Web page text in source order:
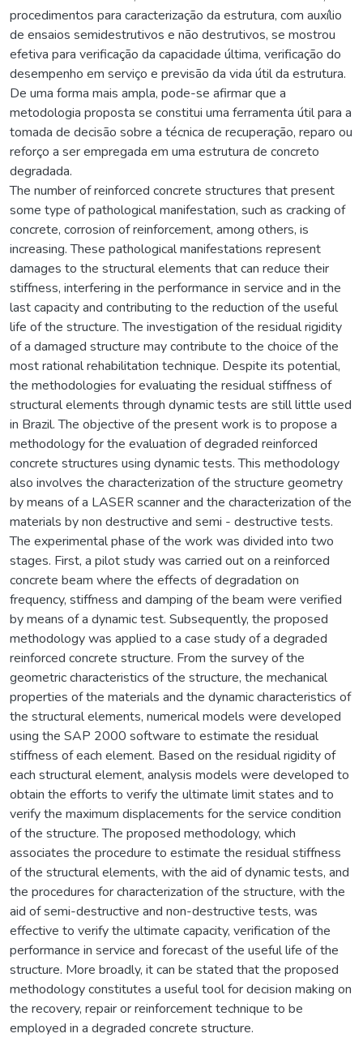
procedimentos para caracterização da estrutura, com auxílio
de ensaios semidestrutivos e não destrutivos, se mostrou
efetiva para verificação da capacidade última, verificação do
desempenho em serviço e previsão da vida útil da estrutura.
De uma forma mais ampla, pode-se afirmar que a
metodologia proposta se constitui uma ferramenta útil para a
tomada de decisão sobre a técnica de recuperação, reparo ou
reforço a ser empregada em uma estrutura de concreto
degradada.
The number of reinforced concrete structures that present
some type of pathological manifestation, such as cracking of
concrete, corrosion of reinforcement, among others, is
increasing. These pathological manifestations represent
damages to the structural elements that can reduce their
stiffness, interfering in the performance in service and in the
last capacity and contributing to the reduction of the useful
life of the structure. The investigation of the residual rigidity
of a damaged structure may contribute to the choice of the
most rational rehabilitation technique. Despite its potential,
the methodologies for evaluating the residual stiffness of
structural elements through dynamic tests are still little used
in Brazil. The objective of the present work is to propose a
methodology for the evaluation of degraded reinforced
concrete structures using dynamic tests. This methodology
also involves the characterization of the structure geometry
by means of a LASER scanner and the characterization of the
materials by non destructive and semi - destructive tests.
The experimental phase of the work was divided into two
stages. First, a pilot study was carried out on a reinforced
concrete beam where the effects of degradation on
frequency, stiffness and damping of the beam were verified
by means of a dynamic test. Subsequently, the proposed
methodology was applied to a case study of a degraded
reinforced concrete structure. From the survey of the
geometric characteristics of the structure, the mechanical
properties of the materials and the dynamic characteristics of
the structural elements, numerical models were developed
using the SAP 2000 software to estimate the residual
stiffness of each element. Based on the residual rigidity of
each structural element, analysis models were developed to
obtain the efforts to verify the ultimate limit states and to
verify the maximum displacements for the service condition
of the structure. The proposed methodology, which
associates the procedure to estimate the residual stiffness
of the structural elements, with the aid of dynamic tests, and
the procedures for characterization of the structure, with the
aid of semi-destructive and non-destructive tests, was
effective to verify the ultimate capacity, verification of the
performance in service and forecast of the useful life of the
structure. More broadly, it can be stated that the proposed
methodology constitutes a useful tool for decision making on
the recovery, repair or reinforcement technique to be
employed in a degraded concrete structure.